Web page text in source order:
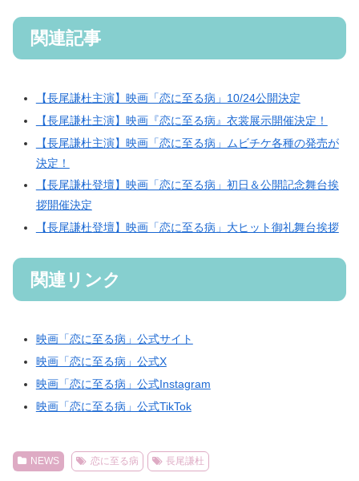
関連記事
【長尾謙杜主演】映画「恋に至る病」10/24公開決定
【長尾謙杜主演】映画『恋に至る病』衣裳展示開催決定！
【長尾謙杜主演】映画「恋に至る病」ムビチケ各種の発売が
決定！
【長尾謙杜登壇】映画「恋に至る病」初日＆公開記念舞台挨
拶開催決定
【長尾謙杜登壇】映画「恋に至る病」大ヒット御礼舞台挨拶
関連リンク
映画「恋に至る病」公式サイト
映画「恋に至る病」公式X
映画「恋に至る病」公式Instagram
映画「恋に至る病」公式TikTok
NEWS 恋に至る病 長尾謙杜